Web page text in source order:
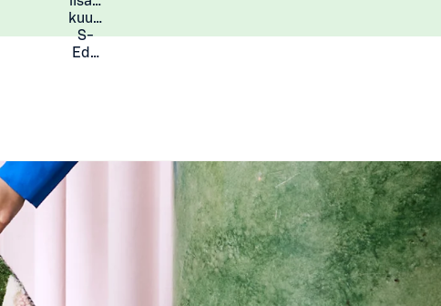
kuukauden
S-
Eduista